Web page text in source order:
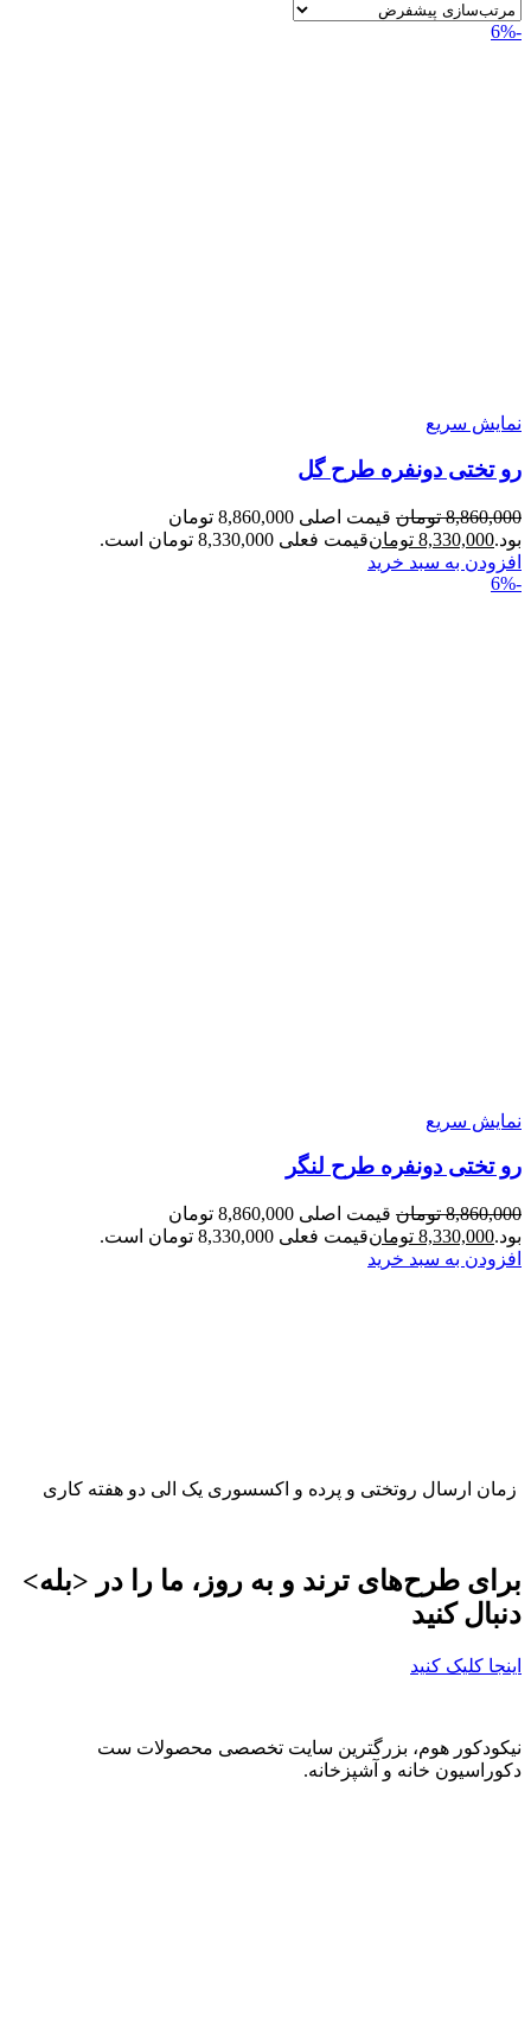
-6%
نمایش سریع
رو تختی دونفره طرح گل
8,860,000 تومان
قیمت اصلی 8,860,000 تومان
بود.8,330,000 تومانقیمت فعلی 8,330,000 تومان است.
افزودن به سبد خرید
-6%
نمایش سریع
رو تختی دونفره طرح لنگر
8,860,000 تومان
قیمت اصلی 8,860,000 تومان
بود.8,330,000 تومانقیمت فعلی 8,330,000 تومان است.
افزودن به سبد خرید
زمان ارسال روتختی و پرده و اکسسوری یک الی دو هفته کاری
برای طرح‌های ترند و به روز، ما را در <بله>
دنبال کنید
اینجا کلیک کنید
نیکودکور هوم، بزرگترین سایت تخصصی محصولات ست
دکوراسیون خانه و آشپزخانه.